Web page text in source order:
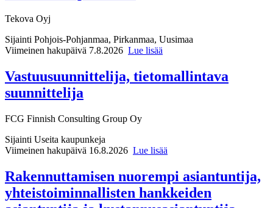
Tekova Oyj
Sijainti Pohjois-Pohjanmaa, Pirkanmaa, Uusimaa
Viimeinen hakupäivä 7.8.2026 Lue lisää
Vastuusuunnittelija, tietomallintava
suunnittelija
FCG Finnish Consulting Group Oy
Sijainti Useita kaupunkeja
Viimeinen hakupäivä 16.8.2026 Lue lisää
Rakennuttamisen nuorempi asiantuntija,
yhteistoiminnallisten hankkeiden